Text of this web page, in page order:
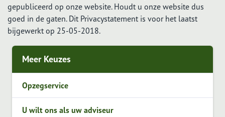
gepubliceerd op onze website. Houdt u onze website dus
goed in de gaten. Dit Privacystatement is voor het laatst
bijgewerkt op 25-05-2018.
Meer Keuzes
Opzegservice
U wilt ons als uw adviseur